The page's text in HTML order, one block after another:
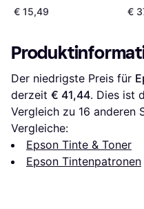
€ 15,49
€
Der niedrigste Preis für
derzeit € 41,44. Dies ist
Vergleich zu 16 anderen
Vergleiche:
Epson Tinte & Toner
Epson Tintenpatronen